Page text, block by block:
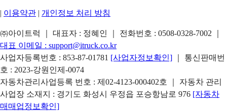
| 이용약관 | 개인정보 처리 방침
㈜아이트럭 ｜ 대표자 : 정혜인 ｜ 전화번호 : 0508-0328-7002
대표 이메일 : support@itruck.co.kr
사업자등록번호 : 853-87-01781 [사업자정보확인]
｜ 통신판매번
호 : 2023-강원인제-0074
자동차관리사업등록 번호 : 제02-4123-000402호 ｜ 자동차 관리
사업장 소재지 : 경기도 화성시 우정읍 포승항남로 976 [자동차
매매업정보확인]